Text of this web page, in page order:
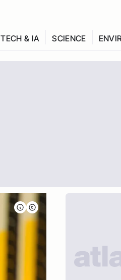
TECH & IA SCIENCE